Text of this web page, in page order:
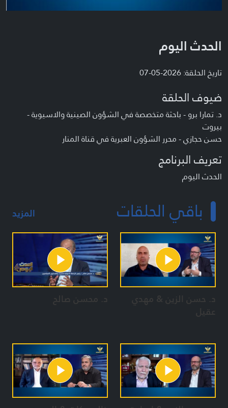
الحدث اليوم
تاريخ الحلقة: 2026-05-07
ضيوف الحلقة
د. تمارا برو - باحثة متخصصة في الشؤون الصينية والاسيوية -
بيروت
حسن حجازي - محرر الشؤون العبرية في قناة المنار
تعريف البرنامج
الحدث اليوم
باقي الحلقات المزيد
د. حسن الزين & مهدي
عقيل
د. محسن صالح